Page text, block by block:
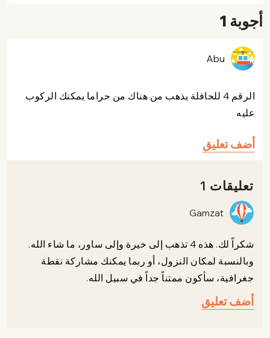
أجوبة 1
Abu
الرقم 4 للحافلة يذهب من هناك من حراما يمكنك الركوب
عليه
أضف تعليق
تعليقات 1
Gamzat
شكراً لك. هذه 4 تذهب إلى خيرة وإلى ساور، ما شاء الله.
وبالنسبة لمكان النزول، أو ربما يمكنك مشاركة نقطة
جغرافية، سأكون ممتناً جداً في سبيل الله.
أضف تعليق